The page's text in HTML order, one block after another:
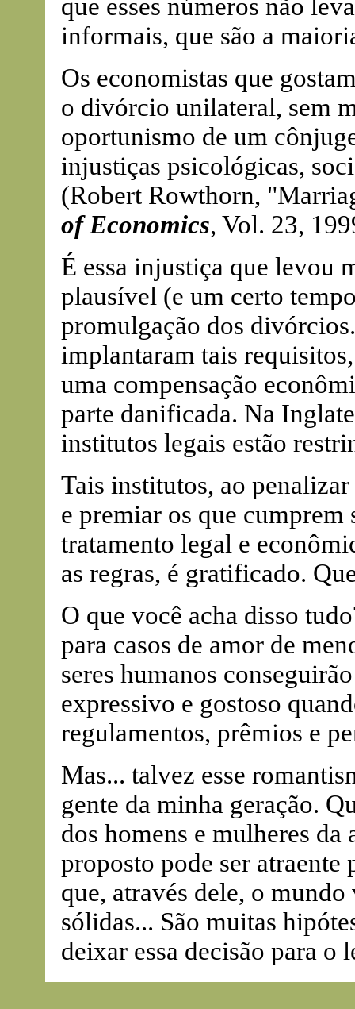
que esses números não
informais, que são a
Os economistas que
o divórcio unilateral, sem
oportunismo de um
injustiças psicológicas,
(Robert Rowthorn,
of Economics, Vol. 23,
É essa injustiça que levou
plausível (e um certo
promulgação dos
implantaram tais
uma compensação
parte danificada. Na
institutos legais estão
Tais institutos, ao
e premiar os que cumprem
tratamento legal e
as regras, é gratificado.
O que você acha disso
para casos de amor de
seres humanos
expressivo e gostoso
regulamentos, prêmios e
Mas... talvez esse
gente da minha geração.
dos homens e mulheres
proposto pode ser atraente
que, através dele, o
sólidas... São muitas
deixar essa decisão para o